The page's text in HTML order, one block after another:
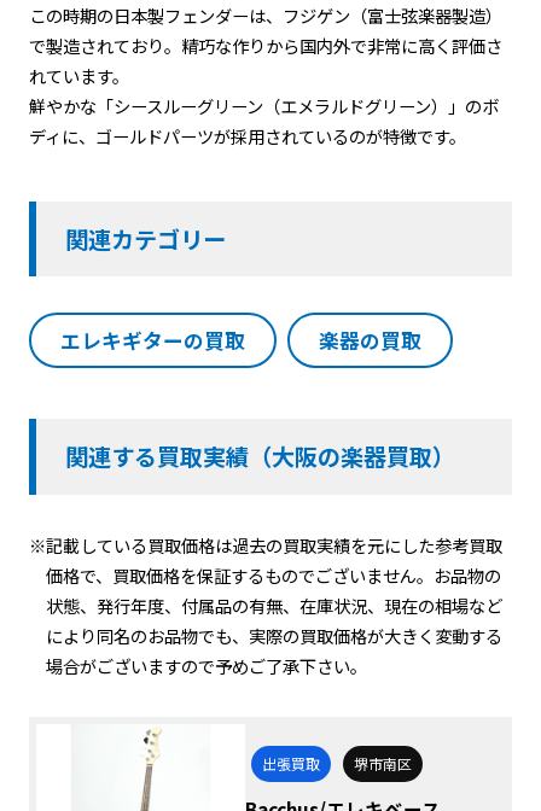
この時期の日本製フェンダーは、フジゲン（富士弦楽器製造）
で製造されており。精巧な作りから国内外で非常に高く評価さ
れています。
鮮やかな「シースルーグリーン（エメラルドグリーン）」のボ
ディに、ゴールドパーツが採用されているのが特徴です。
関連カテゴリー
エレキギターの買取 楽器の買取
関連する買取実績（大阪の楽器買取）
※記載している買取価格は過去の買取実績を元にした参考買取
価格で、買取価格を保証するものでございません。お品物の
状態、発行年度、付属品の有無、在庫状況、現在の相場など
により同名のお品物でも、実際の買取価格が大きく変動する
場合がございますので予めご了承下さい。
出張買取 堺市南区